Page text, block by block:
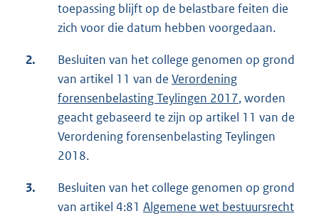
toepassing blijft op de belastbare feiten die
zich voor die datum hebben voorgedaan.
2.
Besluiten van het college genomen op grond
van artikel 11 van de Verordening
forensenbelasting Teylingen 2017, worden
geacht gebaseerd te zijn op artikel 11 van de
Verordening forensenbelasting Teylingen
2018.
3.
Besluiten van het college genomen op grond
van artikel 4:81 Algemene wet bestuursrecht